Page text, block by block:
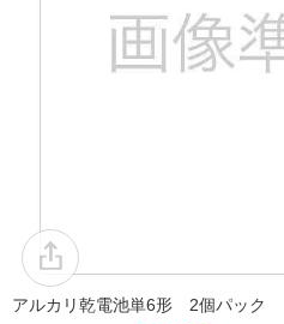
アルカリ乾電池単6形 2個パック